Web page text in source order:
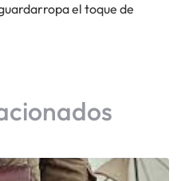
el toque de